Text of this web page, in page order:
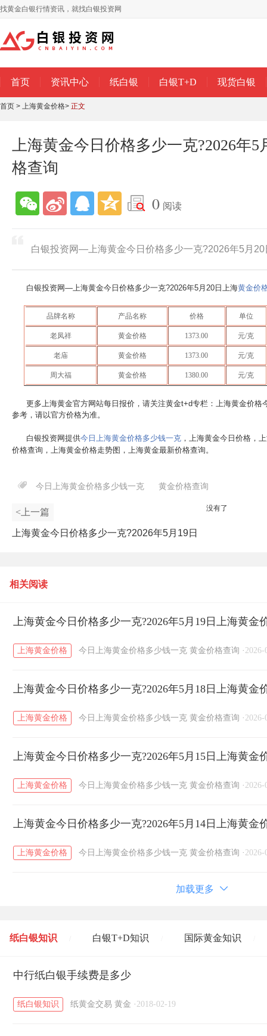
找黄金白银行情资讯，就找白银投资网
首页 资讯中心 纸白银 白银T+D 现货白银
首页 > 上海黄金价格> 正文
上海黄金今日价格多少一克?2026年5
格查询
0 阅读
白银投资网—上海黄金今日价格多少一克?2026年5月
白银投资网—上海黄金今日价格多少一克?2026年5月20日 上海黄金价
品牌名称 产品名称 价格 单位
老凤祥 黄金价格 1373.00 元/克
老庙 黄金价格 1373.00 元/克
周大福 黄金价格 1380.00 元/克
更多上海黄金官方网站每日报价，请关注黄金t+d专栏：上海黄金价格
参考，请以官方价格为准。
白银投资网提供今日上海黄金价格多少钱一克 ，上海黄金今日价格，
价格查询，上海黄金价格走势图，上海黄金最新价格查询。
今日上海黄金价格多少钱一克 黄金价格查询
<上一篇
上海黄金今日价格多少一克?2026年5月19日
没有了
相关阅读
上海黄金今日价格多少一克?2026年5月19日上海黄金
上海黄金价格 今日上海黄金价格多少钱一克 黄金价格查询 · 2026-
上海黄金今日价格多少一克?2026年5月18日上海黄金
上海黄金价格 今日上海黄金价格多少钱一克 黄金价格查询 · 2026-
上海黄金今日价格多少一克?2026年5月15日上海黄金
上海黄金价格 今日上海黄金价格多少钱一克 黄金价格查询 · 2026-
上海黄金今日价格多少一克?2026年5月14日上海黄金
上海黄金价格 今日上海黄金价格多少钱一克 黄金价格查询 · 2026-
加载更多
纸白银知识 白银T+D知识 国际黄金知识
黄金T+D知识 / 粤贵银知识
中行纸白银手续费是多少
纸白银知识 纸黄金交易 黄金 · 2018-02-19